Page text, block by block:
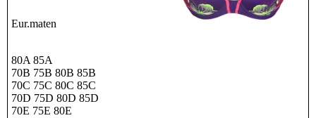
Eur.maten
80A 85A
70B 75B 80B 85B
70C 75C 80C 85C
70D 75D 80D 85D
70E 75E 80E